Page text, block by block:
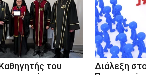
του
Διάλεξη